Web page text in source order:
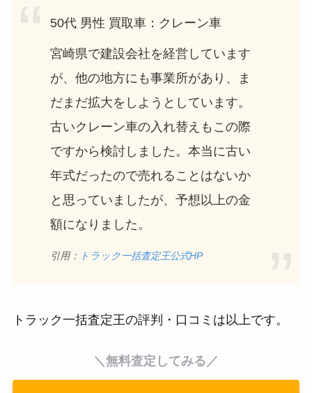
50代 男性 買取車：クレーン車
宮崎県で建設会社を経営しています
が、他の地方にも事業所があり、ま
だまだ拡大をしようとしています。
古いクレーン車の入れ替えもこの際
ですから検討しました。本当に古い
年式だったので売れることはないか
と思っていましたが、予想以上の金
額になりました。
引用： トラック一括査定王公式HP
トラック一括査定王の評判・口コミは以上です。
＼無料査定してみる／